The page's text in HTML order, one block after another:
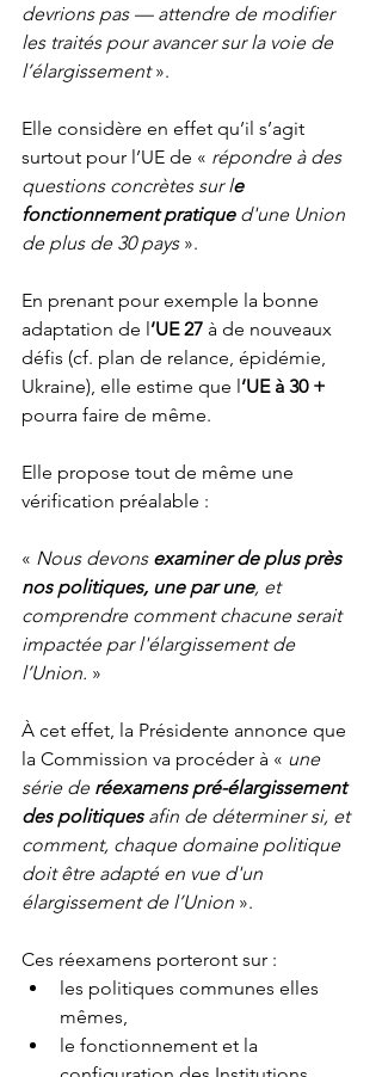
devrions pas — attendre de modifier
les traités pour avancer sur la voie de
l’élargissement ».
Elle considère en effet qu’il s’agit
surtout pour l’UE de « répondre à des
questions concrètes sur le
fonctionnement pratique d'une Union
de plus de 30 pays ».
En prenant pour exemple la bonne
adaptation de l’UE 27 à de nouveaux
défis (cf. plan de relance, épidémie,
Ukraine), elle estime que l’UE à 30 +
pourra faire de même.
Elle propose tout de même une
vérification préalable :
« Nous devons examiner de plus près
nos politiques, une par une, et
comprendre comment chacune serait
impactée par l'élargissement de
l’Union. »
À cet effet, la Présidente annonce que
la Commission va procéder à « une
série de réexamens pré-élargissement
des politiques afin de déterminer si, et
comment, chaque domaine politique
doit être adapté en vue d'un
élargissement de l’Union ».
Ces réexamens porteront sur :
les politiques communes elles
mêmes,
le fonctionnement et la